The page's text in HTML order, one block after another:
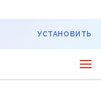
УСТАНОВИТЬ